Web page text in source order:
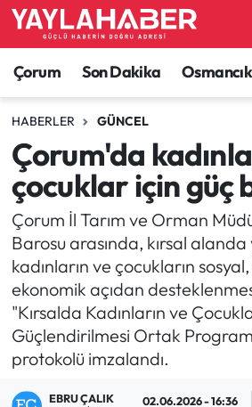
Çorum Son Dakika Osmancık
HABERLER GÜNCEL
Çorum'da
çocuklar için güç
Çorum İl Tarım ve Orman
Barosu arasında, kırsal
kadınların ve çocukların
ekonomik açıdan
"Kırsalda Kadınların ve
Güçlendirilmesi Ortak
protokolü imzalandı.
EBRU ÇALIK 02.06.2026 - 16:36
Alaca Haberleri
Bayat Haberleri
Bilgi - Keşfet Haberleri
Bilim ve Teknoloji
Boğazkale Haberleri
Çorum Haberleri
Çorum Son Dakika Haberleri
Çorum Nöbetçi Eczaneler
Çorum Hava Durumu
Çorum Namaz Vakitleri
Çorum Trafik Yoğunluk
TFF 1.Lig Puan Durumu ve
Tüm Manşetler
Son Dakika Haberleri